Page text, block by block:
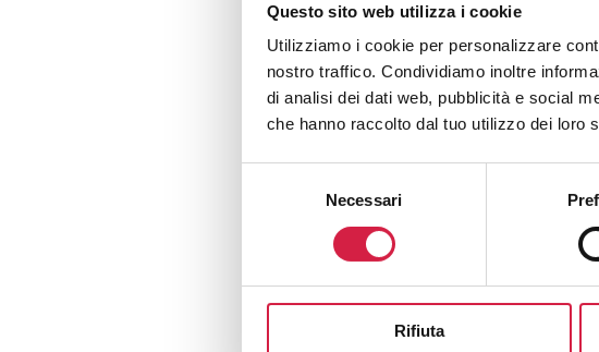
Questo sito web utilizza i cookie
Utilizziamo i cookie per personalizzare
nostro traffico. Condividiamo inoltre
di analisi dei dati web, pubblicità e social
che hanno raccolto dal tuo utilizzo dei loro
Necessari
Rifiuta
INFORMAZIONI
Sito:Allergie e disturbi
Tel: 02 61911 2312 – 02 61911 2628
Mail: marketing@auxologico.it
Download
Consulta il programma